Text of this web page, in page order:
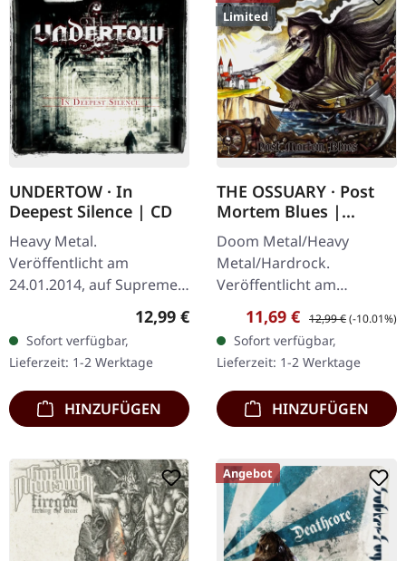
UNDERTOW · In
Deepest Silence | CD
Heavy Metal.
Veröffentlicht am
24.01.2014, auf Supreme
Chaos Records. CD im
Jewelcase. Heavy wie
Hölle und dennoch
abwechslungsreich. Das
neue Album…
Regulärer Preis:
12,99 €
Sofort verfügbar,
Lieferzeit: 1-2 Werktage
HINZUFÜGEN
Limited
THE OSSUARY · Post
Mortem Blues |
DIGIPAK CD
Doom Metal/Heavy
Metal/Hardrock.
Veröffentlicht am
17.02.2017, auf Supreme
Chaos Records. Limitierte
Erstauflage als Digipak.
Debüt-Album der…
Verkaufspreis:
11,69 € Regulärer Preis:
12,99 €(-10.01%)
Sofort verfügbar,
Lieferzeit: 1-2 Werktage
HINZUFÜGEN
Angebot